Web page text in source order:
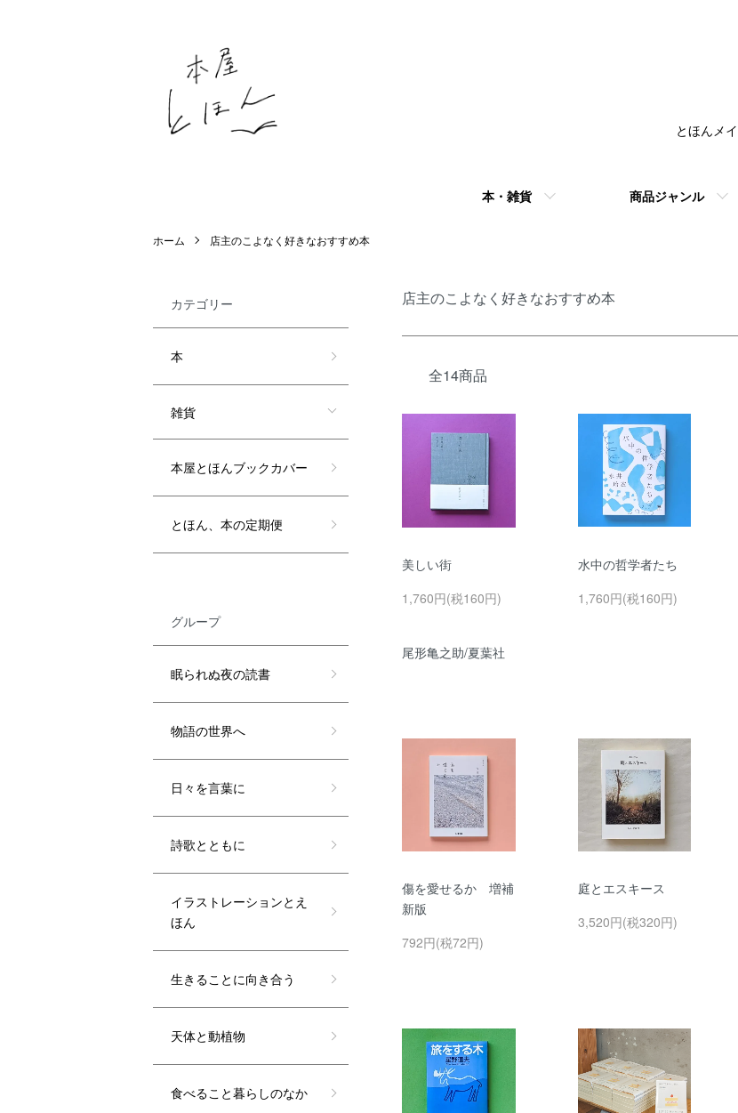
本・雑貨 商品ジャンル
とほんメ
ホーム 店主のこよなく好きなおすすめ本
店主のこよなく好きなおすすめ本
全14商品
美しい街
1,760円(税160円)
尾形亀之助/夏葉社
水中の哲学者たち
1,760円(税160円)
傷を愛せるか 増補
新版
792円(税72円)
庭とエスキース
3,520円(税320円)
カテゴリー
本
雑貨
本屋とほんブックカバー
とほん、本の定期便
グループ
眠られぬ夜の読書
物語の世界へ
日々を言葉に
詩歌とともに
イラストレーションとえ
ほん
生きることに向き合う
天体と動植物
食べること暮らしのなか